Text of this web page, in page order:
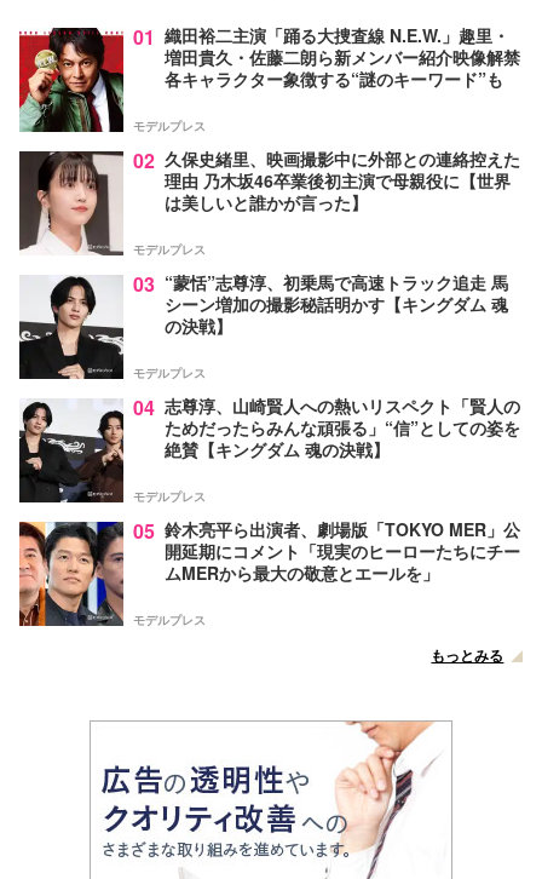
01 織田裕二主演「踊る大捜査線 N.E.W.」趣里・
増田貴久・佐藤二朗ら新メンバー紹介映像解禁
各キャラクター象徴する“謎のキーワード”も
モデルプレス
02 久保史緒里、映画撮影中に外部との連絡控えた
理由 乃木坂46卒業後初主演で母親役に【世界
は美しいと誰かが言った】
モデルプレス
03 “蒙恬”志尊淳、初乗馬で高速トラック追走 馬
シーン増加の撮影秘話明かす【キングダム 魂
の決戦】
モデルプレス
04 志尊淳、山崎賢人への熱いリスペクト「賢人の
ためだったらみんな頑張る」“信”としての姿を
絶賛【キングダム 魂の決戦】
モデルプレス
05 鈴木亮平ら出演者、劇場版「TOKYO MER」公
開延期にコメント「現実のヒーローたちにチー
ムMERから最大の敬意とエールを」
モデルプレス
もっとみる